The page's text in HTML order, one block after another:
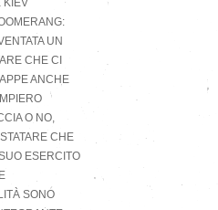
KIEV
UN
CHE CI
ANCHE
O NO,
CHE
ESERCITO
SONO